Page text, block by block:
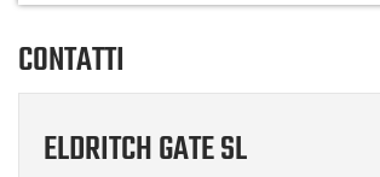
CONTATTI
ELDRITCH GATE SL